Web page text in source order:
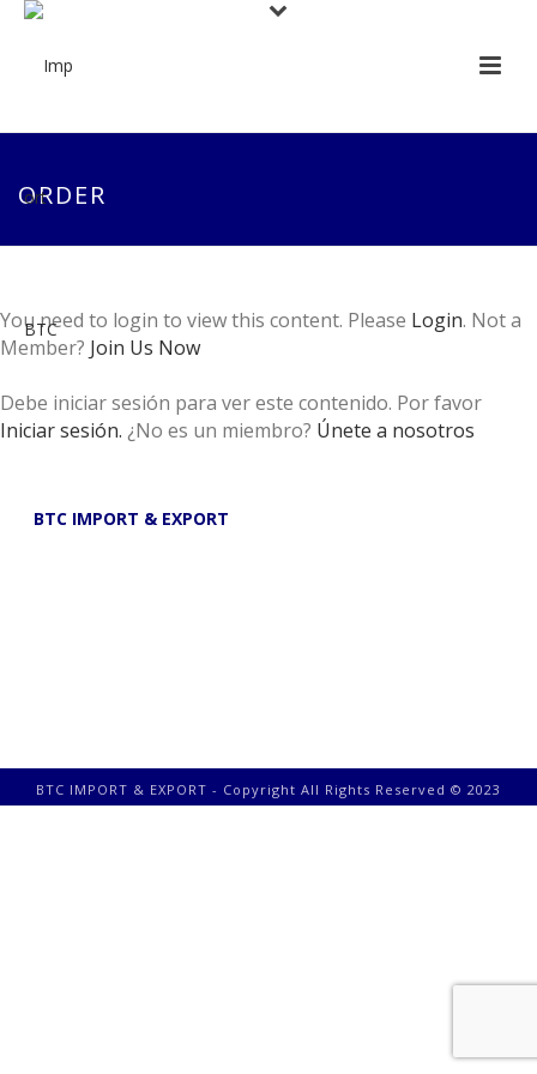
ORDER
You need to login to view this content. Please Login. Not a
Member? Join Us Now
Debe iniciar sesión para ver este contenido. Por favor
Iniciar sesión. ¿No es un miembro? Únete a nosotros
BTC IMPORT & EXPORT
BTC IMPORT & EXPORT - Copyright All Rights Reserved © 2023